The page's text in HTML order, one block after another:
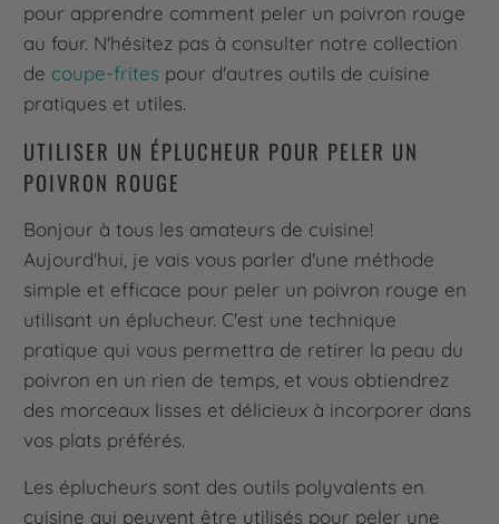
pour apprendre comment peler un poivron rouge
au four. N'hésitez pas à consulter notre collection
de coupe-frites pour d'autres outils de cuisine
pratiques et utiles.
UTILISER UN ÉPLUCHEUR POUR PELER UN
POIVRON ROUGE
Bonjour à tous les amateurs de cuisine!
Aujourd'hui, je vais vous parler d'une méthode
simple et efficace pour peler un poivron rouge en
utilisant un éplucheur. C'est une technique
pratique qui vous permettra de retirer la peau du
poivron en un rien de temps, et vous obtiendrez
des morceaux lisses et délicieux à incorporer dans
vos plats préférés.
Les éplucheurs sont des outils polyvalents en
cuisine qui peuvent être utilisés pour peler une